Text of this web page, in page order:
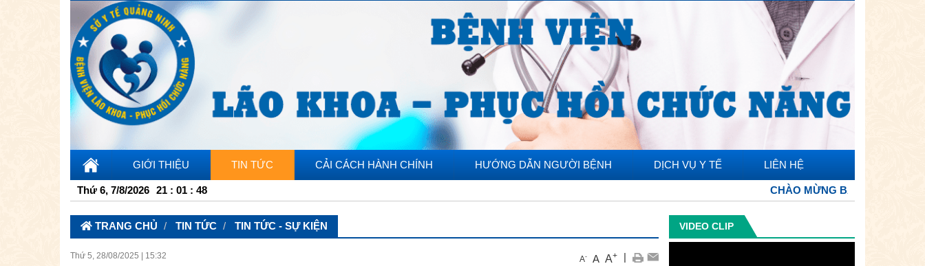
GIỚI THIỆU TIN TỨC CẢI CÁCH HÀNH CHÍNH HƯỚNG DẪN NGƯỜI BỆNH DỊCH VỤ Y TẾ LIÊN HỆ
Thứ 6, 7/8/2026 21 : 01 : 50 CHÀO MỪNG BẠN ĐẾN VỚI TRANG THÔNG
TRANG CHỦ TIN TỨC TIN TỨC - SỰ KIỆN
Thứ 5, 28/08/2025 | 15:32 A- A A+ |
VIDEO CLIP